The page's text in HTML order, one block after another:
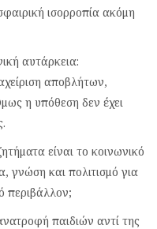
ισορροπία ακόμη
αυτάρκεια:
αποβλήτων,
η υπόθεση δεν έχει
είναι το κοινωνικό
γνώση και πολιτισμό για
περιβάλλον;
παιδιών αντί της